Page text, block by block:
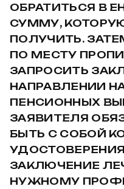
ОБРАТИТЬСЯ В
СУММУ,
ПОЛУЧИТЬ.
ПО МЕСТУ
ЗАПРОСИТЬ
НАПРАВЛЕНИИ
ПЕНСИОННЫХ
ЗАЯВИТЕЛЯ
БЫТЬ С СОБОЙ
ЗАКЛЮЧЕНИЕ
НУЖНОМУ